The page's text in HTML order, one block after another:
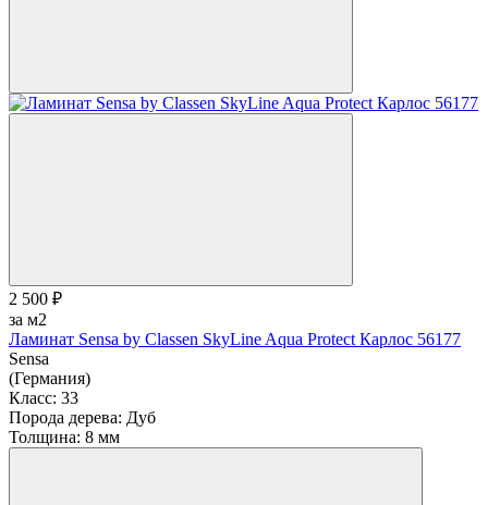
2 500 ₽
за м2
Ламинат Sensa by Classen SkyLine Aqua Protect Карлос 56177
Sensa
(Германия)
Класс: 33
Порода дерева: Дуб
Толщина: 8 мм